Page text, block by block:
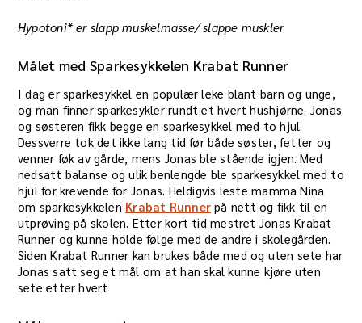
Hypotoni* er slapp muskelmasse/ slappe muskler
Målet med Sparkesykkelen Krabat Runner
I dag er sparkesykkel en populær leke blant barn og unge,
og man finner sparkesykler rundt et hvert hushjørne. Jonas
og søsteren fikk begge en sparkesykkel med to hjul.
Dessverre tok det ikke lang tid før både søster, fetter og
venner føk av gårde, mens Jonas ble stående igjen. Med
nedsatt balanse og ulik benlengde ble sparkesykkel med to
hjul for krevende for Jonas. Heldigvis leste mamma Nina
om sparkesykkelen Krabat Runner på nett og fikk til en
utprøving på skolen. Etter kort tid mestret Jonas Krabat
Runner og kunne holde følge med de andre i skolegården.
Siden Krabat Runner kan brukes både med og uten sete har
Jonas satt seg et mål om at han skal kunne kjøre uten
sete etter hvert